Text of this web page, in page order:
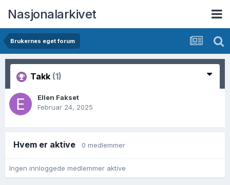
Nasjonalarkivet
Brukernes eget forum
Takk (1)
Ellen Fakset
Februar 24, 2025
Hvem er aktive 0 medlemmer
Ingen innloggede medlemmer aktive